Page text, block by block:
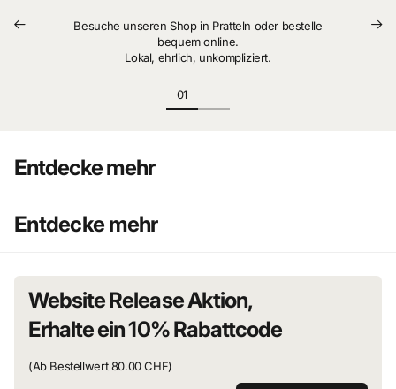
Besuche unseren Shop in Pratteln oder bestelle
bequem online.
Lokal, ehrlich, unkompliziert.
Entdecke mehr
Entdecke mehr
Website Release Aktion,
Erhalte ein 10% Rabattcode
(Ab Bestellwert 80.00 CHF)